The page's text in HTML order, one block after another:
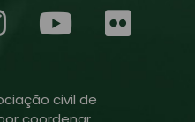
civil de